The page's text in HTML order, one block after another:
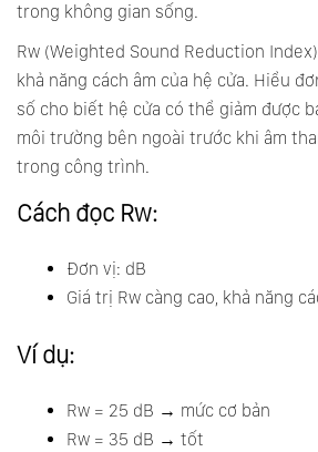
trong không gian sống.
Rw (Weighted Sound Reduction
khả năng cách âm của hệ cửa. Hiểu
số cho biết hệ cửa có thể giảm được
môi trường bên ngoài trước khi âm
trong công trình.
Cách đọc Rw:
Đơn vị: dB
Giá trị Rw càng cao, khả năng
Ví dụ:
Rw = 25 dB → mức cơ bản
Rw = 35 dB → tốt